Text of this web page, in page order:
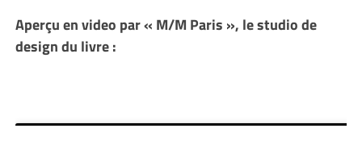
Aperçu en video par « M/M Paris », le studio de
design du livre :